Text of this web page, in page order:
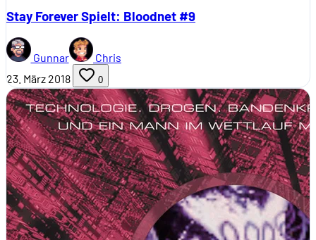
Stay Forever Spielt: Bloodnet #9
Gunnar
Chris
23. März 2018
0